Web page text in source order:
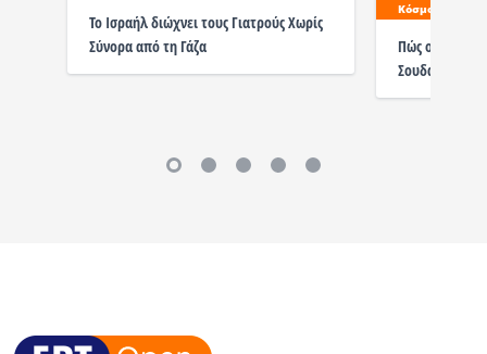
Το Ισραήλ διώχνει τους Γιατρούς Χωρίς
Σύνορα από τη Γάζα
Κόσμος
Πώς οι
Σουδανούς